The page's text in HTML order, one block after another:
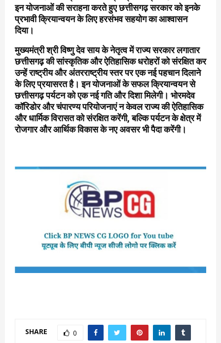
इन योजनाओं की सराहना करते हुए छत्तीसगढ़ सरकार को इनके
प्रभावी क्रियान्वयन के लिए हरसंभव सहयोग का आश्वासन
दिया।
मुख्यमंत्री श्री विष्णु देव साय के नेतृत्व में राज्य सरकार लगातार
छत्तीसगढ़ की सांस्कृतिक और ऐतिहासिक धरोहरों को संरक्षित कर
उन्हें राष्ट्रीय और अंतरराष्ट्रीय स्तर पर एक नई पहचान दिलाने
के लिए प्रयासरत है। इन योजनाओं के सफल क्रियान्वयन से
छत्तीसगढ़ पर्यटन को एक नई गति और दिशा मिलेगी। भोरमदेव
कॉरिडोर और चंपारण्य परियोजनाएं न केवल राज्य की ऐतिहासिक
और धार्मिक विरासत को संरक्षित करेंगी, बल्कि पर्यटन के क्षेत्र में
रोजगार और आर्थिक विकास के नए अवसर भी पैदा करेंगी।
SHARE 0